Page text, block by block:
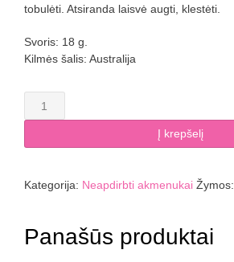
tobulėti. Atsiranda laisvė augti, klestėti.
Svoris: 18 g.
Kilmės šalis: Australija
produkto
kiekis:
jaspis
Į krepšelį
Kategorija: Neapdirbti akmenukai Žymos:
Panašūs produktai